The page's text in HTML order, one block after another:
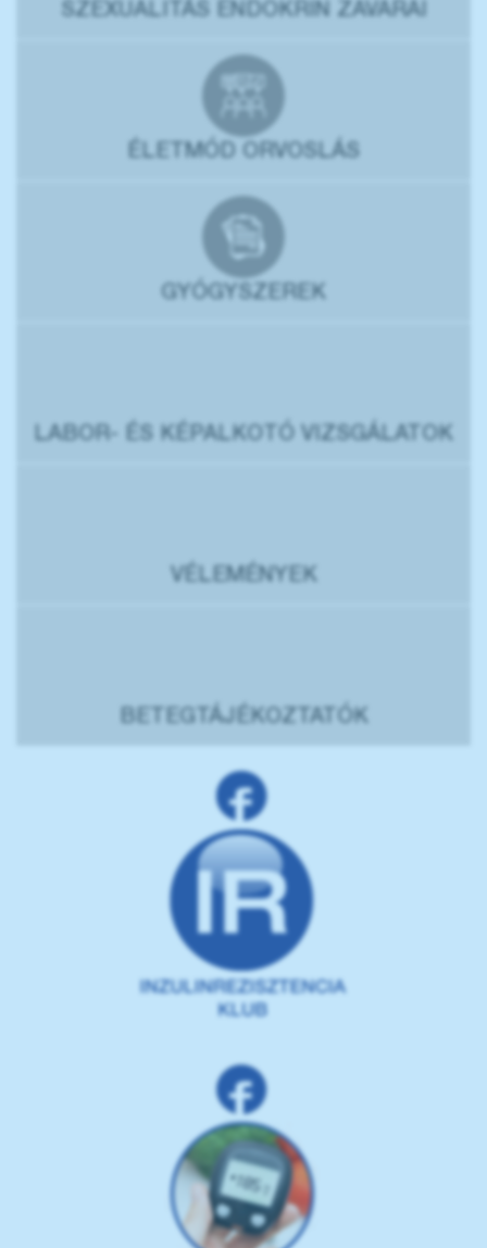
SZEXUALITÁS ENDOKRIN ZAVARAI
ÉLETMÓD ORVOSLÁS
GYÓGYSZEREK
LABOR- ÉS KÉPALKOTÓ VIZSGÁLATOK
VÉLEMÉNYEK
BETEGTÁJÉKOZTATÓK